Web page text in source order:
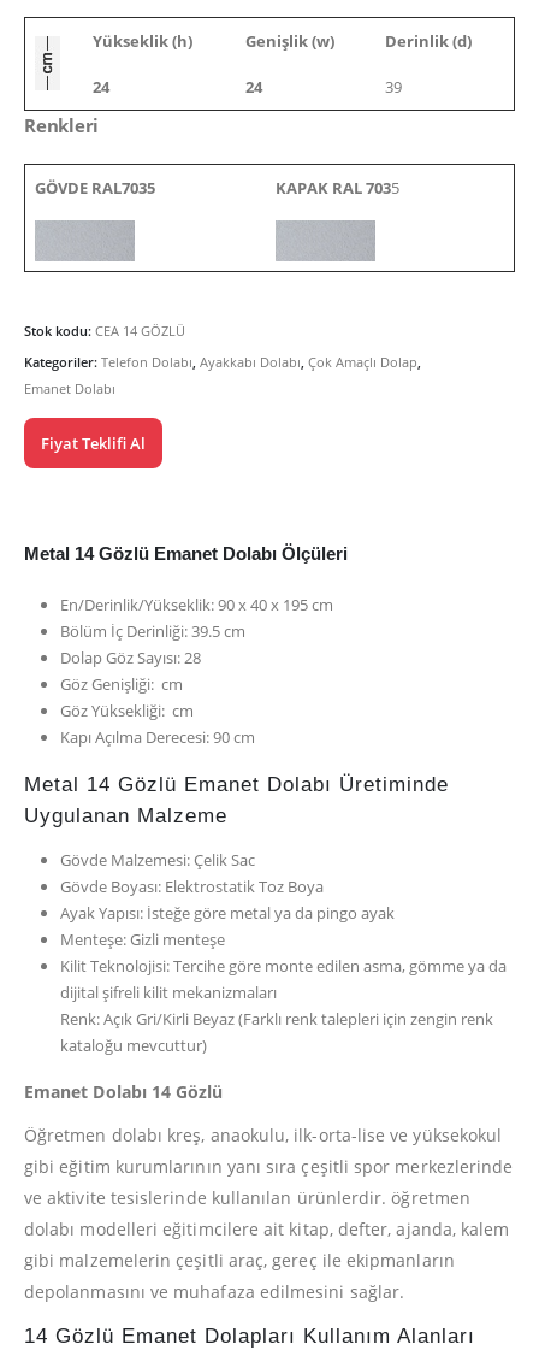
Yükseklik (h) Genişlik (w) Derinlik (d)
24 24 39
Renkleri
GÖVDE RAL7035 KAPAK RAL 7035
Stok kodu: CEA 14 GÖZLÜ
Kategoriler: Telefon Dolabı Ayakkabı Dolabı Çok Amaçlı Dolap
Emanet Dolabı
Fiyat Teklifi Al
Metal 14 Gözlü Emanet Dolabı Ölçüleri
En/Derinlik/Yükseklik: 90 x 40 x 195 cm
Bölüm İç Derinliği: 39.5 cm
Dolap Göz Sayısı: 28
Göz Genişliği: cm
Göz Yüksekliği: cm
Kapı Açılma Derecesi: 90 cm
Metal 14 Gözlü Emanet Dolabı Üretiminde
Uygulanan Malzeme
Gövde Malzemesi: Çelik Sac
Gövde Boyası: Elektrostatik Toz Boya
Ayak Yapısı: İsteğe göre metal ya da pingo ayak
Menteşe: Gizli menteşe
Kilit Teknolojisi: Tercihe göre monte edilen asma, gömme ya da
dijital şifreli kilit mekanizmaları
Renk: Açık Gri/Kirli Beyaz (Farklı renk talepleri için zengin renk
kataloğu mevcuttur)
Emanet Dolabı 14 Gözlü
Öğretmen dolabı kreş, anaokulu, ilk-orta-lise ve yüksekokul
gibi eğitim kurumlarının yanı sıra çeşitli spor merkezlerinde
ve aktivite tesislerinde kullanılan ürünlerdir. öğretmen
dolabı modelleri eğitimcilere ait kitap, defter, ajanda, kalem
gibi malzemelerin çeşitli araç, gereç ile ekipmanların
depolanmasını ve muhafaza edilmesini sağlar.
14 Gözlü Emanet Dolapları Kullanım Alanları